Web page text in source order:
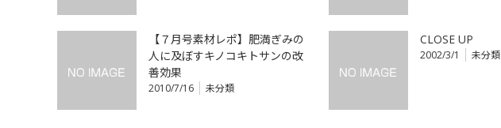
【７月号素材レポ】肥満ぎみの
人に及ぼすキノコキトサンの改
善効果
2010/7/16 未分類
CLOSE UP
2002/3/1 未分類